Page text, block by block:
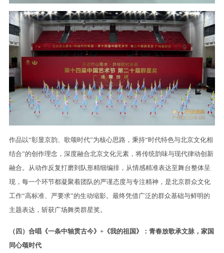
作品以“彰显京韵、歌颂时代”为核心思路，秉持“时代特色与北京文化相
结合”的创作理念，深度融合北京文化元素，将传统韵味与现代律动创新
融合。从动作反复打磨到队形精细编排，从情感精准表达至舞台整体呈
现，每一个环节都凝聚着团队的严谨态度与专注精神，是北京群众文化
工作“高标准、严要求”的生动缩影。最终凭借广泛的群众基础与鲜明的
主题表达，斩获广场舞类群星奖。
（四）合唱《一条中轴贯古今》+《我的祖国》：青春放歌承文脉，家国
同心颂时代